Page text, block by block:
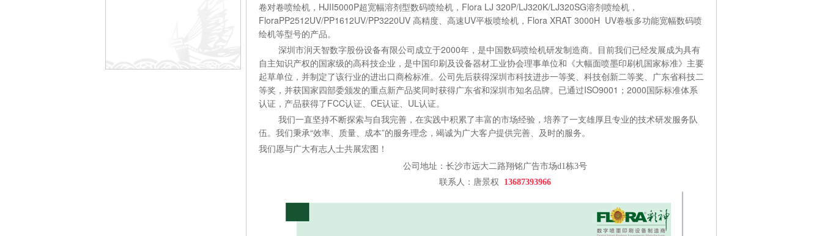
卷对卷喷绘机，HJII5000P超宽幅溶剂型数码喷绘机，Flora LJ 320P/LJ320K/LJ320SG溶剂喷绘机，
FloraPP2512UV/PP1612UV/PP3220UV 高精度、高速UV平板喷绘机，Flora XRAT 3000H UV卷板多功能宽幅数码喷
绘机等型号的产品。
深圳市润天智数字股份设备有限公司成立于2000年，是中国数码喷绘机研发制造商。目前我们已经发展成为具有
自主知识产权的国家级的高科技企业，是中国印刷及设备器材工业协会理事单位和《大幅面喷墨印刷机国家标准》主要
起草单位，并制定了该行业的进出口商检标准。公司先后获得深圳市科技进步一等奖、科技创新二等奖、广东省科技二
等奖，并获国家四部委颁发的重点新产品奖同时获得广东省和深圳市知名品牌。已通过ISO9001；2000国际标准体系
认证，产品获得了FCC认证、CE认证、UL认证。
我们一直坚持不断探索与自我完善，在实践中积累了丰富的市场经验，培养了一支雄厚且专业的技术研发服务队
伍。我们秉承“效率、质量、成本”的服务理念，竭诚为广大客户提供完善、及时的服务。
我们愿与广大有志人士共展宏图！
公司地址：长沙市远大二路翔铭广告市场d1栋3号
联系人：唐景权 13687393966